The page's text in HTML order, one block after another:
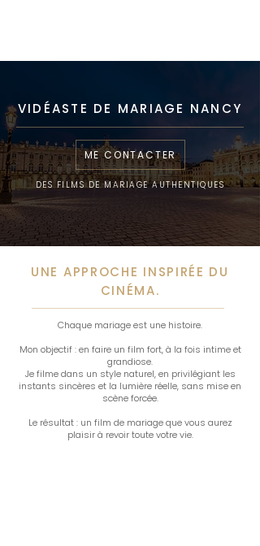
VIDÉASTE DE MARIAGE NANCY
ME CONTACTER
DES FILMS DE MARIAGE AUTHENTIQUES
UNE APPROCHE INSPIRÉE DU
CINÉMA.
Chaque mariage est une histoire.
Mon objectif : en faire un film fort, à la fois intime et
grandiose.
Je filme dans un style naturel, en privilégiant les
instants sincères et la lumière réelle, sans mise en
scène forcée.
Le résultat : un film de mariage que vous aurez
plaisir à revoir toute votre vie.